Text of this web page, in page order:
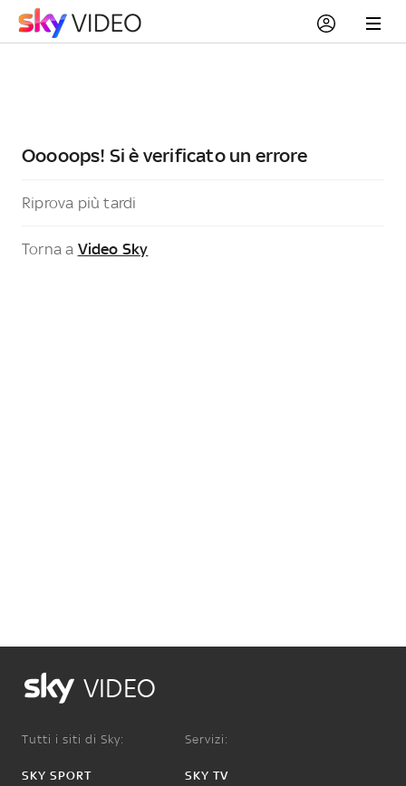
Ooooops! Si è verificato un errore
Riprova più tardi
Torna a Video Sky
VIDEO
Tutti i siti di Sky:
SKY SPORT
Servizi:
SKY TV